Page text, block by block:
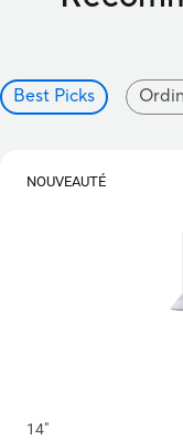
Best Picks
NOUVEAUTÉ
14"